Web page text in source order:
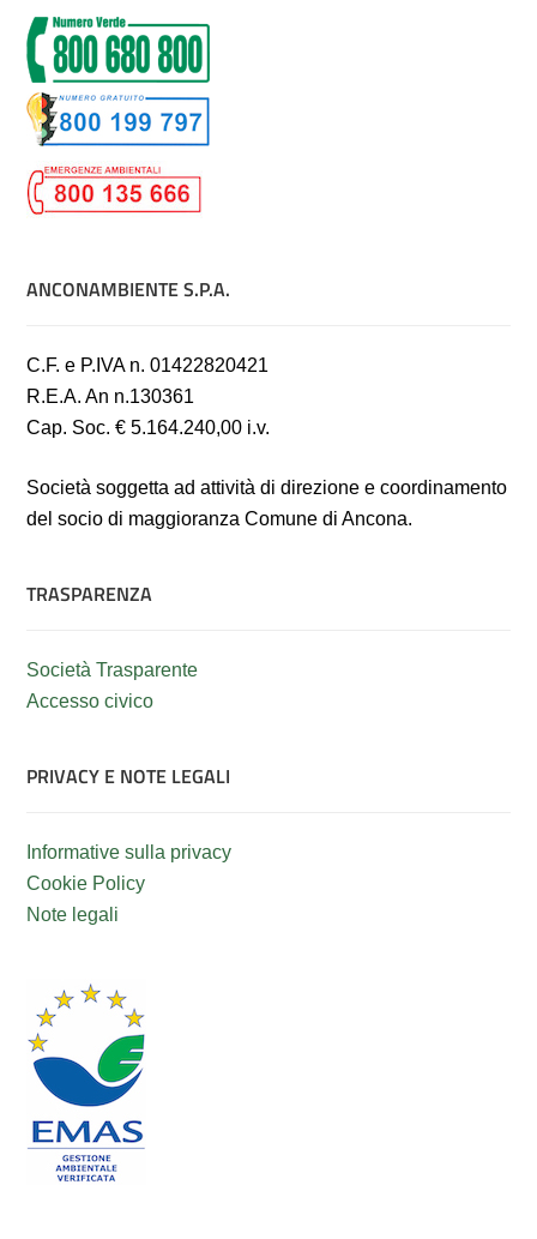
ANCONAMBIENTE S.P.A.
C.F. e P.IVA n. 01422820421
R.E.A. An n.130361
Cap. Soc. € 5.164.240,00 i.v.
Società soggetta ad attività di direzione e coordinamento
del socio di maggioranza Comune di Ancona.
TRASPARENZA
Società Trasparente
Accesso civico
PRIVACY E NOTE LEGALI
Informative sulla privacy
Cookie Policy
Note legali